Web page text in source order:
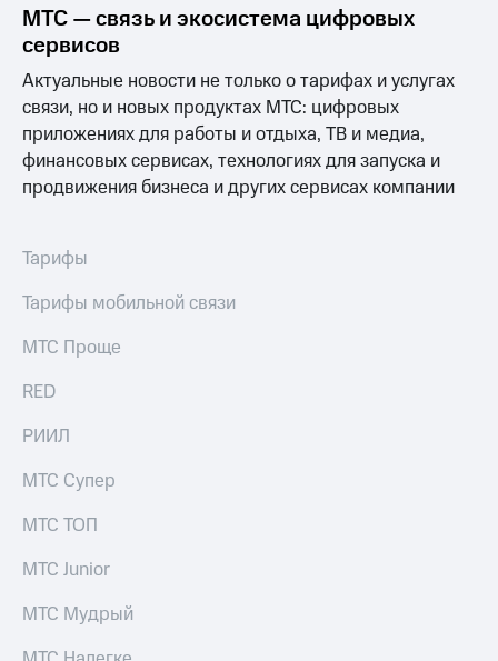
Рынок
акций
Описание
Программа
приобретения
Порядок
выкупа
акций
Описание
Уведомление
Регистратор
Реквизиты
Контакты
развитие
этика
На главную
МТС — связь и экосистема цифровых
сервисов
Актуальные новости не только о тарифах и услугах
связи, но и новых продуктах МТС: цифровых
приложениях для работы и отдыха, ТВ и медиа,
финансовых сервисах, технологиях для запуска и
продвижения бизнеса и других сервисах компании
Тарифы
Тарифы мобильной связи
МТС Проще
RED
РИИЛ
МТС Супер
МТС ТОП
МТС Junior
МТС Мудрый